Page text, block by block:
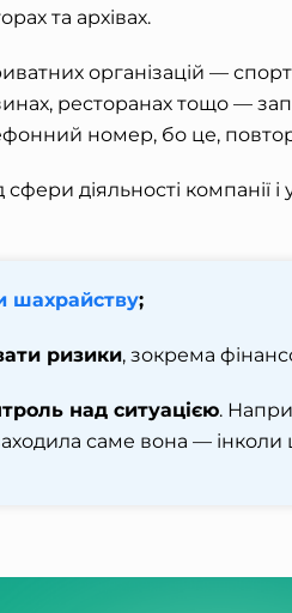
та архівах.
організацій —
ресторанах тощо —
номер, бо це,
діяльності компанії і
шахрайству;
ризики, зокрема
над ситуацією.
саме вона —